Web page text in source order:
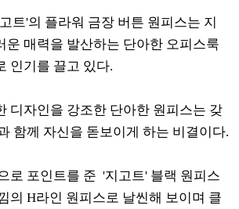
트'의 플라워 금장 버튼 원피스는 지
운 매력을 발산하는 단아한 오피스룩
인기를 끌고 있다.
디자인을 강조한 단아한 원피스는 갖
함께 자신을 돋보이게 하는 비결이다.
로 포인트를 준 '지고트' 블랙 원피스
의 H라인 원피스로 날씬해 보이며 클